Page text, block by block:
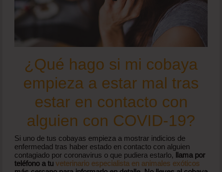
¿Qué hago si mi cobaya
empieza a estar mal tras
estar en contacto con
alguien con COVID-19?
Si uno de tus cobayas empieza a mostrar indicios de
enfermedad tras haber estado en contacto con alguien
contagiado por coronavirus o que pudiera estarlo,
llama por
teléfono a tu veterinario especialista en animales exóticos